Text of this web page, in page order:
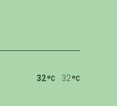
32
32